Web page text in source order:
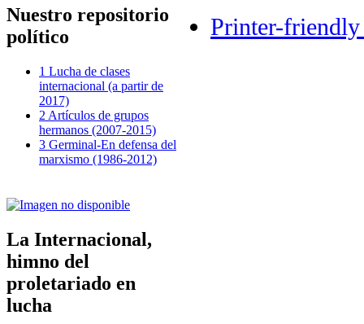
Nuestro repositorio
político
1 Lucha de clases
internacional (a partir de
2017)
2 Artículos de grupos
hermanos (2007-2015)
3 Germinal-En defensa del
marxismo (1986-2012)
La Internacional,
himno del
proletariado en
lucha
Printer-